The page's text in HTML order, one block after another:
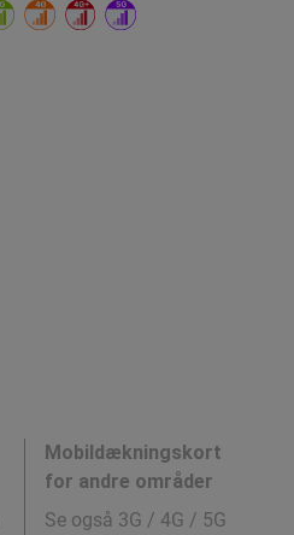
Mobildækningskort
for andre områder
Se også 3G / 4G / 5G